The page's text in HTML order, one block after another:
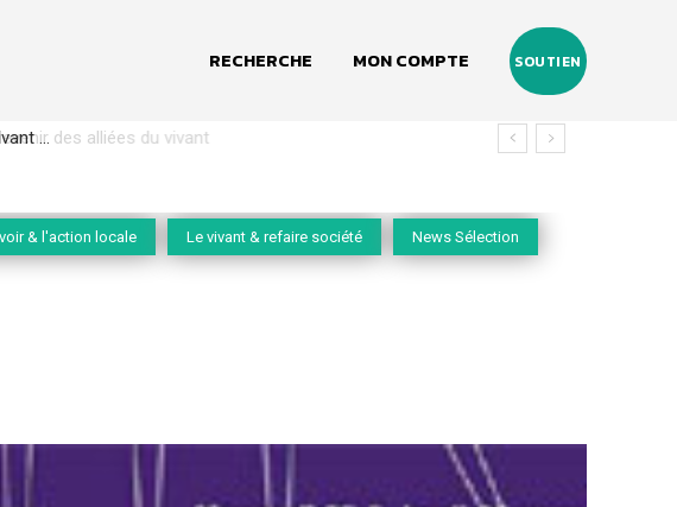
RECHERCHE MON COMPTE SOUTIEN
des alliées du vivant
& l'action locale Le vivant & refaire société News Sélection